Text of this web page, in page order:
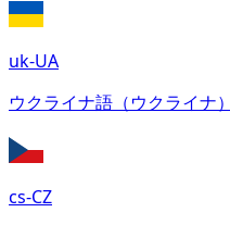
uk-UA
ウクライナ語（ウクライナ）
cs-CZ